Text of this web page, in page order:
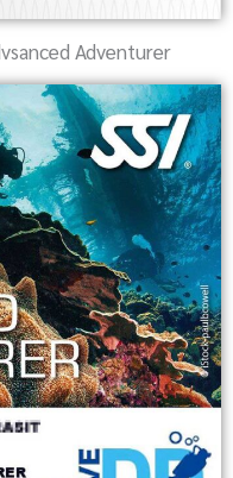
Adventurer